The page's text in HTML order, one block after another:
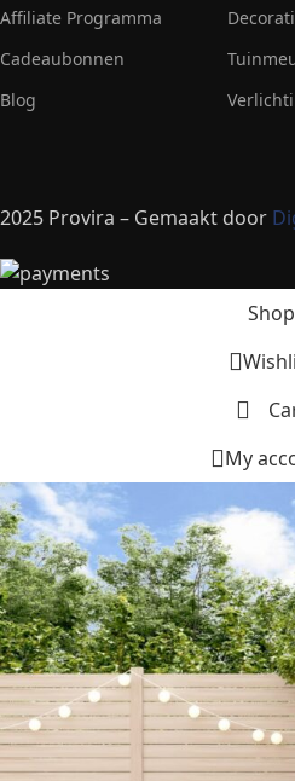
Affiliate Programma
Cadeaubonnen
Blog
2025 Provira – Gemaakt door
Shop
My